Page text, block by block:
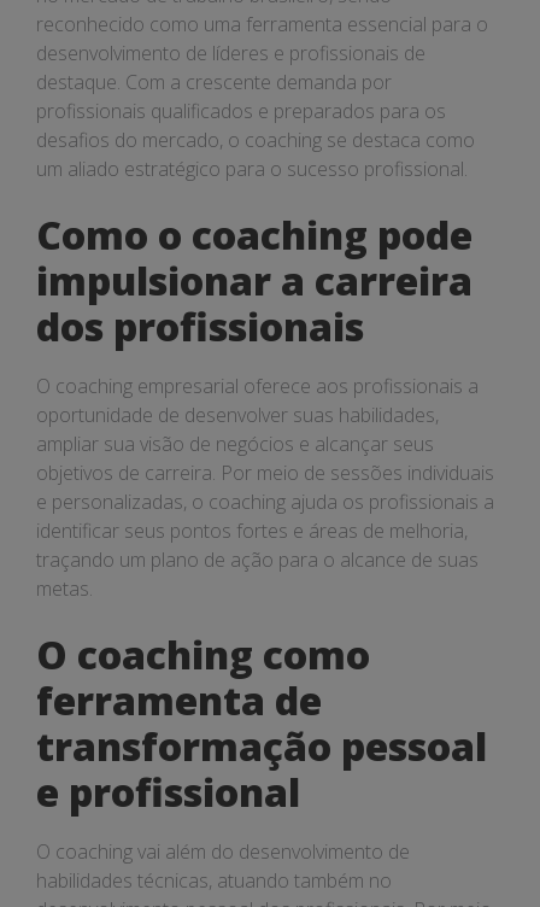
reconhecido como uma ferramenta essencial para o
desenvolvimento de líderes e profissionais de
destaque. Com a crescente demanda por
profissionais qualificados e preparados para os
desafios do mercado, o coaching se destaca como
um aliado estratégico para o sucesso profissional.
Como o coaching pode
impulsionar a carreira
dos profissionais
O coaching empresarial oferece aos profissionais a
oportunidade de desenvolver suas habilidades,
ampliar sua visão de negócios e alcançar seus
objetivos de carreira. Por meio de sessões individuais
e personalizadas, o coaching ajuda os profissionais a
identificar seus pontos fortes e áreas de melhoria,
traçando um plano de ação para o alcance de suas
metas.
O coaching como
ferramenta de
transformação pessoal
e profissional
O coaching vai além do desenvolvimento de
habilidades técnicas, atuando também no